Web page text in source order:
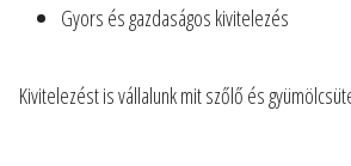
Gyors és gazdaságos kivitelezés
Kivitelezést is vállalunk mit szőlő és